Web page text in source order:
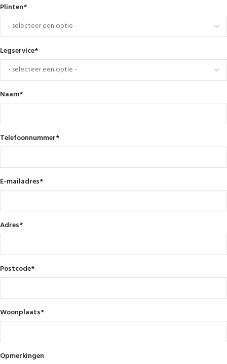
Plinten*
Legservice*
Naam*
Telefoonnummer*
E-mailadres*
Adres*
Postcode*
Woonplaats*
Opmerkingen